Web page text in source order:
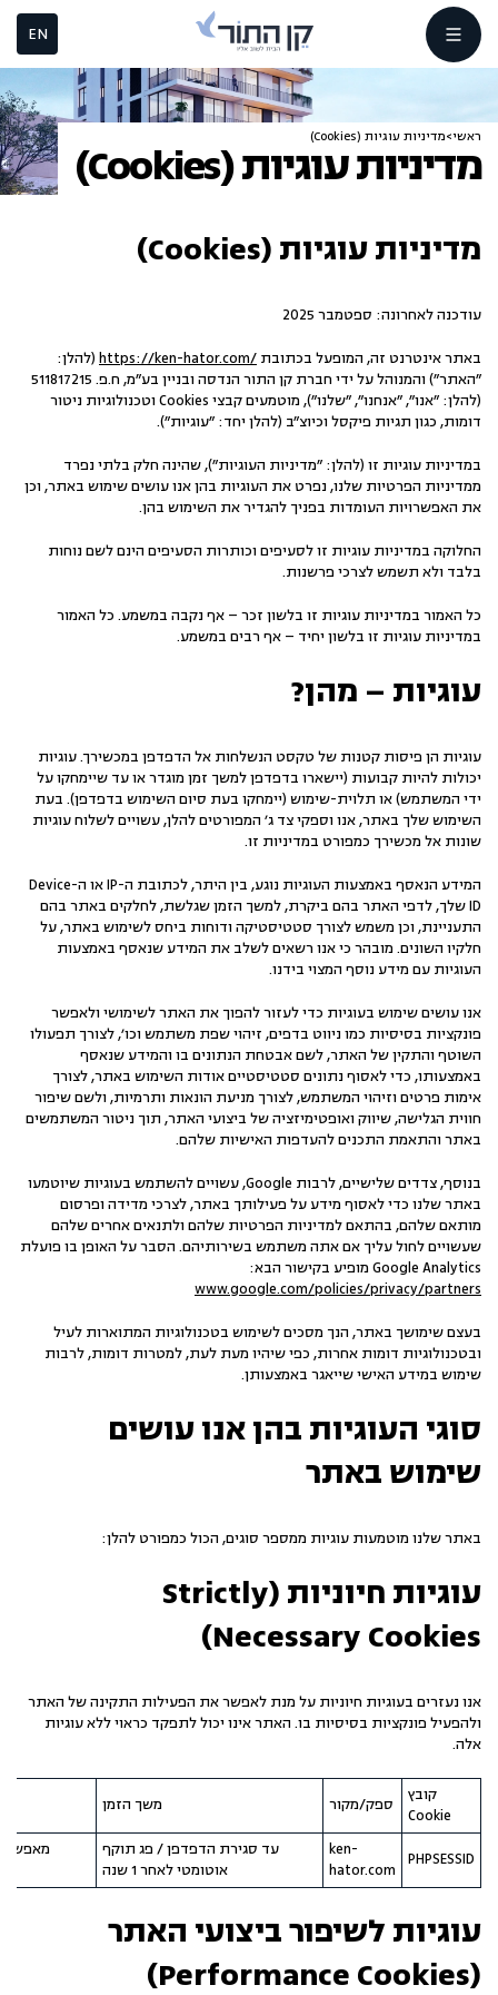
EN
ראשי>מדיניות עוגיות (Cookies)
מדיניות עוגיות (Cookies)
מדיניות עוגיות (Cookies)
עודכנה לאחרונה: ספטמבר 2025
באתר אינטרנט זה, המופעל בכתובת https://ken-hator.com/ (להלן:
"האתר") והמנוהל על ידי חברת קן התור הנדסה ובניין בע"מ, ח.פ. 511817215
(להלן: "אנו", "אנחנו", "שלנו"), מוטמעים קבצי Cookies וטכנולוגיות ניטור
דומות, כגון תגיות פיקסל וכיוצ"ב (להלן יחד: "עוגיות").
במדיניות עוגיות זו (להלן: "מדיניות העוגיות"), שהינה חלק בלתי נפרד
ממדיניות הפרטיות שלנו, נפרט את העוגיות בהן אנו עושים שימוש באתר, וכן
את האפשרויות העומדות בפניך להגדיר את השימוש בהן.
החלוקה במדיניות עוגיות זו לסעיפים וכותרות הסעיפים הינם לשם נוחות
בלבד ולא תשמש לצרכי פרשנות.
כל האמור במדיניות עוגיות זו בלשון זכר – אף נקבה במשמע. כל האמור
במדיניות עוגיות זו בלשון יחיד – אף רבים במשמע.
עוגיות – מהן?
עוגיות הן פיסות קטנות של טקסט הנשלחות אל הדפדפן במכשירך. עוגיות
יכולות להיות קבועות (יישארו בדפדפן למשך זמן מוגדר או עד שיימחקו על
ידי המשתמש) או תלוית-שימוש (יימחקו בעת סיום השימוש בדפדפן). בעת
השימוש שלך באתר, אנו וספקי צד ג' המפורטים להלן, עשויים לשלוח עוגיות
שונות אל מכשירך כמפורט במדיניות זו.
המידע הנאסף באמצעות העוגיות נוגע, בין היתר, לכתובת ה-IP או ה-Device
ID שלך, לדפי האתר בהם ביקרת, למשך הזמן שגלשת, לחלקים באתר בהם
התעניינת, וכן משמש לצורך סטטיסטיקה ודוחות ביחס לשימוש באתר, על
חלקיו השונים. מובהר כי אנו רשאים לשלב את המידע שנאסף באמצעות
העוגיות עם מידע נוסף המצוי בידנו.
אנו עושים שימוש בעוגיות כדי לעזור להפוך את האתר לשימושי ולאפשר
פונקציות בסיסיות כמו ניווט בדפים, זיהוי שפת משתמש וכו', לצורך תפעולו
השוטף והתקין של האתר, לשם אבטחת הנתונים בו והמידע שנאסף
באמצעותו, כדי לאסוף נתונים סטטיסטיים אודות השימוש באתר, לצורך
אימות פרטים וזיהוי המשתמש, לצורך מניעת הונאות ותרמיות, ולשם שיפור
חווית הגלישה, שיווק ואופטימיזציה של ביצועי האתר, תוך ניטור המשתמשים
באתר והתאמת התכנים להעדפות האישיות שלהם.
בנוסף, צדדים שלישיים, לרבות Google, עשויים להשתמש בעוגיות שיוטמעו
באתר שלנו כדי לאסוף מידע על פעילותך באתר, לצרכי מדידה ופרסום
מותאם שלהם, בהתאם למדיניות הפרטיות שלהם ולתנאים אחרים שלהם
שעשויים לחול עליך אם אתה משתמש בשירותיהם. הסבר על האופן בו פועלת
Google Analytics מופיע בקישור הבא:
www.google.com/policies/privacy/partners
בעצם שימושך באתר, הנך מסכים לשימוש בטכנולוגיות המתוארות לעיל
ובטכנולוגיות דומות אחרות, כפי שיהיו מעת לעת, למטרות דומות, לרבות
שימוש במידע האישי שייאגר באמצעותן.
סוגי העוגיות בהן אנו עושים
שימוש באתר
באתר שלנו מוטמעות עוגיות ממספר סוגים, הכול כמפורט להלן:
עוגיות חיוניות (Strictly
Necessary Cookies)
אנו נעזרים בעוגיות חיוניות על מנת לאפשר את הפעילות התקינה של האתר
ולהפעיל פונקציות בסיסיות בו. האתר אינו יכול לתפקד כראוי ללא עוגיות
אלה.
קובץ
Cookie
ספק/מקור משך הזמן
PHPSESSID
ken-
hator.com
עד סגירת הדפדפן / פג תוקף
אוטומטי לאחר 1 שנה
עוגיות לשיפור ביצועי האתר
(Performance Cookies)